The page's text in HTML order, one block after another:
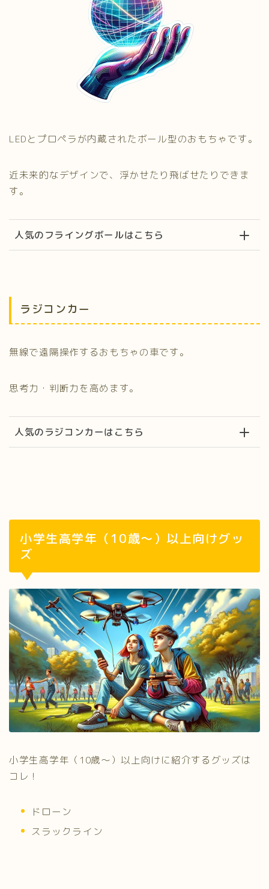
LEDとプロペラが内蔵されたボール型のおもちゃです。
近未来的なデザインで、浮かせたり飛ばせたりできま
す。
人気のフライングボールはこちら
ラジコンカー
無線で遠隔操作するおもちゃの車です。
思考力・判断力を高めます。
人気のラジコンカーはこちら
小学生高学年（10歳～）以上向けグッ
ズ
小学生高学年（10歳～）以上向けに紹介するグッズは
コレ！
ドローン
スラックライン